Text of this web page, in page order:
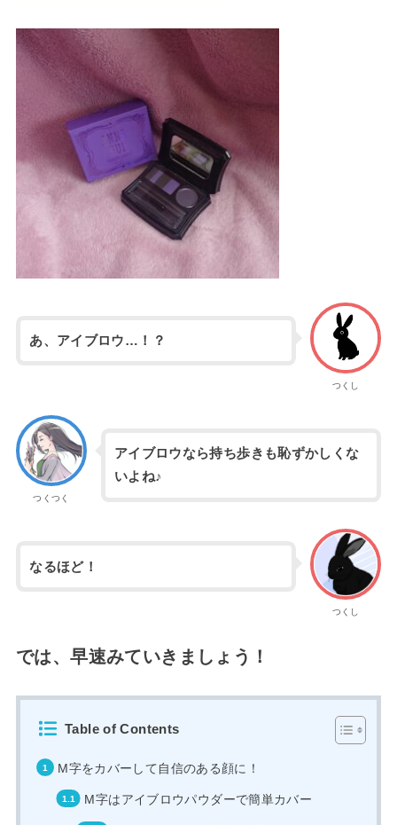
つくし
あ、アイブロウ…！？
つくつく
アイブロウなら持ち歩きも恥ずかしくな
いよね♪
つくし
なるほど！
では、早速みていきましょう！
Table of Contents
M字をカバーして自信のある顔に！
M字はアイブロウパウダーで簡単カバー